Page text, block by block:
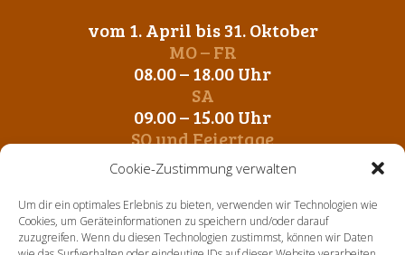
Cookie-Zustimmung verwalten
Um dir ein optimales Erlebnis zu bieten, verwenden wir Technologien wie
Cookies, um Geräteinformationen zu speichern und/oder darauf
zuzugreifen. Wenn du diesen Technologien zustimmst, können wir Daten
vom 1. April bis 31. Oktober
MO – FR
08.00 – 18.00 Uhr
SA
09.00 – 15.00 Uhr
SO und Feiertage
Geschlossen
vom 1. November bis 31. März
MO – FR
09.00 – 12.00 Uhr